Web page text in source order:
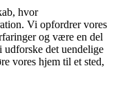
hvor
Vi opfordrer vores
og være en del
det uendelige
vores hjem til et sted,